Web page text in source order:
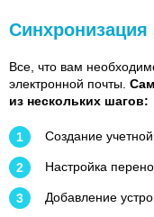
Синхронизация
Все, что вам
электронной почты.
из нескольких шагов:
Создание учетной
Настройка
Добавление